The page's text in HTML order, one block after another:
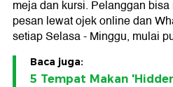
meja dan kursi. Pelanggan
pesan lewat ojek online dan
setiap Selasa - Minggu, mulai
Baca juga:
5 Tempat Makan